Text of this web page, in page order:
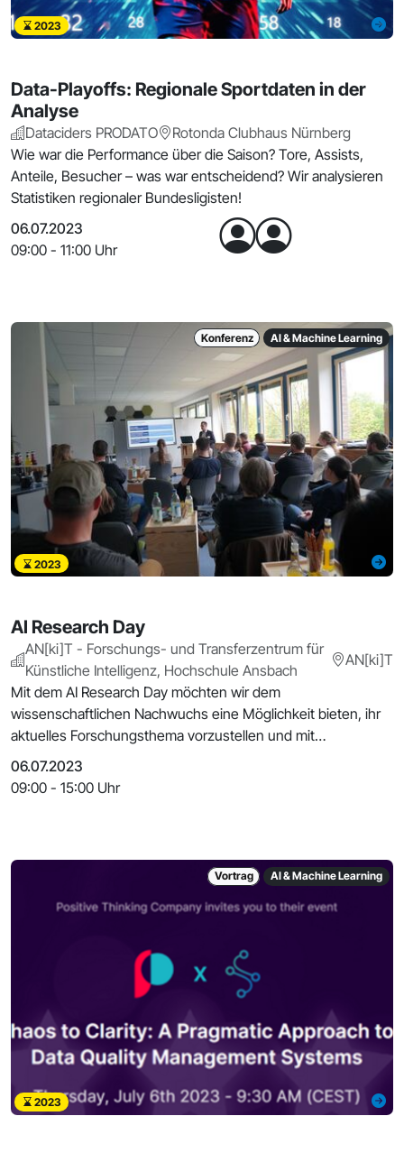
2023
Data-Playoffs: Regionale Sportdaten in der
Analyse
Dataciders PRODATO
Rotonda Clubhaus Nürnberg
Wie war die Performance über die Saison? Tore, Assists,
Anteile, Besucher – was war entscheidend? Wir analysieren
Statistiken regionaler Bundesligisten!
06.07.2023
09:00 - 11:00 Uhr
Konferenz AI & Machine Learning
2023
AI Research Day
AN[ki]T - Forschungs- und Transferzentrum für
Künstliche Intelligenz, Hochschule Ansbach
AN[ki]T
Mit dem AI Research Day möchten wir dem
wissenschaftlichen Nachwuchs eine Möglichkeit bieten, ihr
aktuelles Forschungsthema vorzustellen und mit
Unternehmen aus
06.07.2023
09:00 - 15:00 Uhr
Vortrag AI & Machine Learning
2023